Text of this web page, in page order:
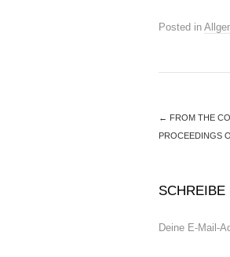
Posted in
← FROM THE
PROCEEDINGS
SCHREIBE
Deine E-Mail-